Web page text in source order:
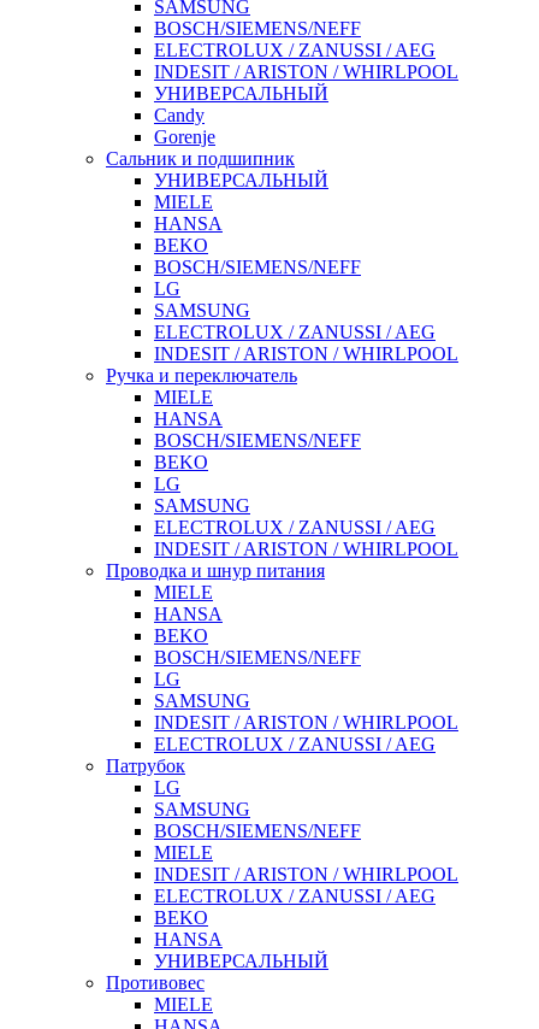
SAMSUNG
BOSCH/SIEMENS/NEFF
ELECTROLUX / ZANUSSI / AEG
INDESIT / ARISTON / WHIRLPOOL
УНИВЕРСАЛЬНЫЙ
Candy
Gorenje
Сальник и подшипник
УНИВЕРСАЛЬНЫЙ
MIELE
HANSA
BEKO
BOSCH/SIEMENS/NEFF
LG
SAMSUNG
ELECTROLUX / ZANUSSI / AEG
INDESIT / ARISTON / WHIRLPOOL
Ручка и переключатель
MIELE
HANSA
BOSCH/SIEMENS/NEFF
BEKO
LG
SAMSUNG
ELECTROLUX / ZANUSSI / AEG
INDESIT / ARISTON / WHIRLPOOL
Проводка и шнур питания
MIELE
HANSA
BEKO
BOSCH/SIEMENS/NEFF
LG
SAMSUNG
INDESIT / ARISTON / WHIRLPOOL
ELECTROLUX / ZANUSSI / AEG
Патрубок
LG
SAMSUNG
BOSCH/SIEMENS/NEFF
MIELE
INDESIT / ARISTON / WHIRLPOOL
ELECTROLUX / ZANUSSI / AEG
BEKO
HANSA
УНИВЕРСАЛЬНЫЙ
Противовес
MIELE